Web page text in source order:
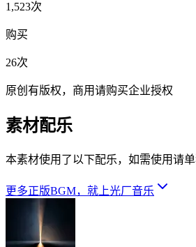
1,523次
购买
26次
原创有版权，商用请购买企业授权
素材配乐
本素材使用了以下配乐，如需使用请
更多正版BGM，就上光厂音乐